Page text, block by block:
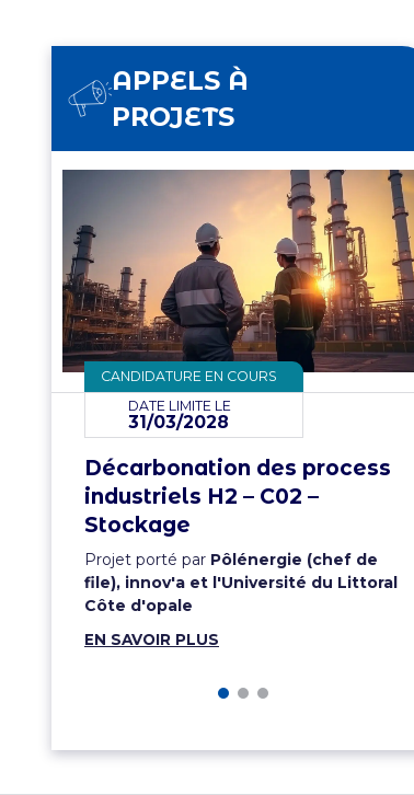
APPELS À
PROJETS
Décarbonation des process
industriels H2 – C02 –
Stockage
CANDIDATURE EN COURS
DATE LIMITE LE
31/03/2028
Projet porté par Pôlénergie (chef de
file), innov'a et l'Université du Littoral
Côte d'opale
EN SAVOIR PLUS